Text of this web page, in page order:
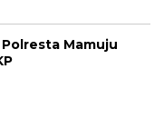
Mamuju